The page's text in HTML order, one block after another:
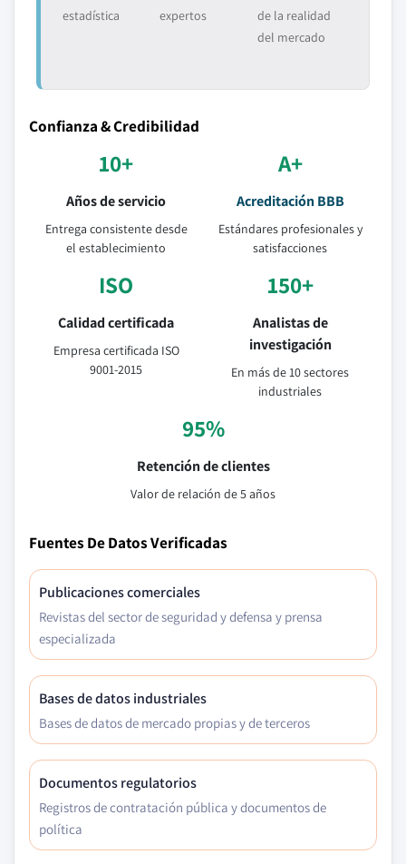
estadística
expertos
de la realidad
del mercado
Confianza & Credibilidad
10+
Años de servicio
Entrega consistente desde
el establecimiento
A+
Acreditación BBB
Estándares profesionales y
satisfacciones
ISO
Calidad certificada
Empresa certificada ISO
9001-2015
150+
Analistas de
investigación
En más de 10 sectores
industriales
95%
Retención de clientes
Valor de relación de 5 años
Fuentes De Datos Verificadas
Publicaciones comerciales
Revistas del sector de seguridad y defensa y prensa
especializada
Bases de datos industriales
Bases de datos de mercado propias y de terceros
Documentos regulatorios
Registros de contratación pública y documentos de
política